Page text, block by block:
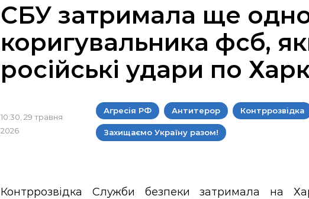
СБУ затримала ще
коригувальника фсб,
російські удари по
10:30, 29 травня
2026
Агресія РФ Антитерор Контррозвідка
Захищаємо Україну разом!
Контррозвідка Служби безпеки затримала на